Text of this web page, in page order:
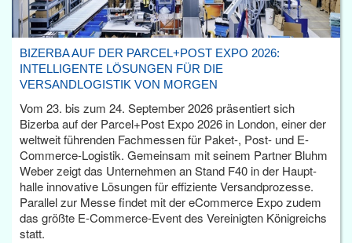
BIZERBA AUF DER PARCEL+POST EXPO 2026:
INTELLIGENTE LÖSUNGEN FÜR DIE
VERSANDLOGISTIK VON MORGEN
Vom 23. bis zum 24. September 2026 präsentiert sich
Bizerba auf der Parcel+Post Expo 2026 in London, einer der
weltweit führenden Fachmessen für Paket-, Post- und E-
Commerce-Logistik. Gemeinsam mit seinem Partner Bluhm
Weber zeigt das Unternehmen an Stand F40 in der Haupt­
halle innovative Lösungen für effiziente Versandprozesse.
Parallel zur Messe findet mit der eCommerce Expo zudem
das größte E-Commerce-Event des Vereinigten Königreichs
statt.